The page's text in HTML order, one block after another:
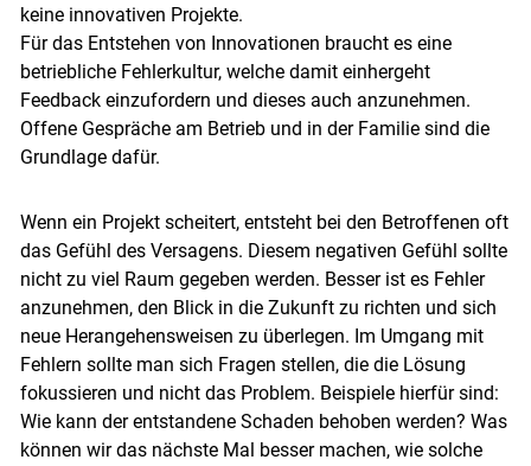
keine innovativen Projekte.
Für das Entstehen von Innovationen braucht es eine
betriebliche Fehlerkultur, welche damit einhergeht
Feedback einzufordern und dieses auch anzunehmen.
Offene Gespräche am Betrieb und in der Familie sind die
Grundlage dafür.
Wenn ein Projekt scheitert, entsteht bei den Betroffenen oft
das Gefühl des Versagens. Diesem negativen Gefühl sollte
nicht zu viel Raum gegeben werden. Besser ist es Fehler
anzunehmen, den Blick in die Zukunft zu richten und sich
neue Herangehensweisen zu überlegen. Im Umgang mit
Fehlern sollte man sich Fragen stellen, die die Lösung
fokussieren und nicht das Problem. Beispiele hierfür sind:
Wie kann der entstandene Schaden behoben werden? Was
können wir das nächste Mal besser machen, wie solche